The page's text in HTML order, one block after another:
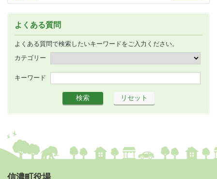
よくある質問
よくある質問で検索したいキーワードをご入力ください。
カテゴリー
キーワード